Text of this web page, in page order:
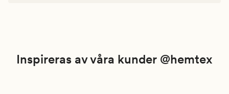
Inspireras av våra kunder @hemtex